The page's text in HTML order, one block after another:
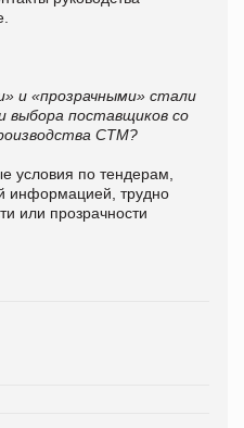
и «прозрачными» стали
выбора поставщиков со
СТМ?
условия по тендерам,
информацией, трудно
или прозрачности